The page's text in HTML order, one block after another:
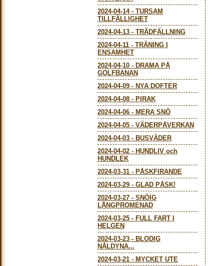
2024-04-14- TURSAM
TILLFÄLLIGHET
2024-04-13 - TRÄDFÄLLNING
2024-04-11 - TRÄNING I
ENSAMHET
2024-04-10 - DRAMA PÅ
GOLFBANAN
2024-04-09 - NYA DOFTER
2024-04-08 - PIRAK
2024-04-06 - MERA SNÖ
2024-04-05 - VÄDERPÅVERKAN
2024-04-03 - BUSVÄDER
2024-04-02 - HUNDLIV och
HUNDLEK
2024-03-31 - PÅSKFIRANDE
2024-03-29 - GLAD PÅSK!
2024-03-27 - SNÖIG
LÅNGPROMENAD
2024-03-25 - FULL FART I
HELGEN
2024-03-23 - BLODIG
NÅLDYNA...
2024-03-21 - MYCKET UTE